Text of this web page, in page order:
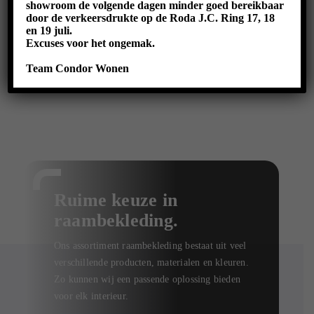
Bekijk ons volledige assortiment
Ruime keuze in
raambekleding.
Ons assortiment raambekleding bestaat uit veel
verschillende producten, materialen en kleuren.
Zo kunnen wij een passende oplossing bieden
voor elk interieur.
showroom de volgende dagen minder goed bereikbaar
door de verkeersdrukte op de Roda J.C. Ring 17, 18
en 19 juli.
Excuses voor het ongemak.
Team Condor Wonen